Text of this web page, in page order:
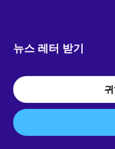
뉴스 레터 받기